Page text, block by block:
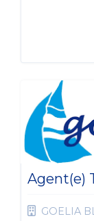
Agent(e)
GOELIA